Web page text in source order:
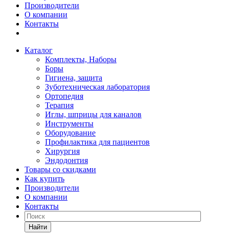
Производители
О компании
Контакты
Каталог
Комплекты, Наборы
Боры
Гигиена, защита
Зуботехническая лаборатория
Ортопедия
Терапия
Иглы, шприцы для каналов
Инструменты
Оборудование
Профилактика для пациентов
Хирургия
Эндодонтия
Товары со скидками
Как купить
Производители
О компании
Контакты
Найти